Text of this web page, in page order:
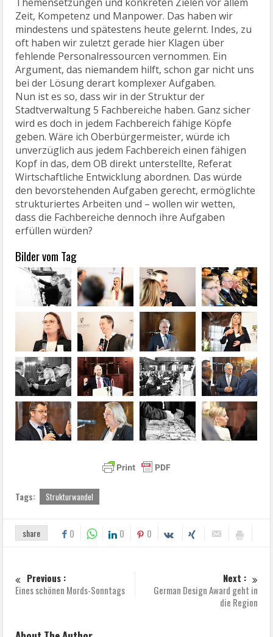
Zeit, Kompetenz und Manpower. Das haben wir
mindestens und spätestens heute gelernt. Indes, zu
oft haben wir zuletzt gerade hier Klagen über
fehlende Personalressourcen vernommen. Ein
Argument, das niemandem hilft, schon gar nicht uns
bei der Lösung derart komplexer Aufgaben.
Nun ist es so, dass wir in der Struktur der
Stadtverwaltung 5 Fachbereiche haben. Ganz sicher
wird es doch in jedem Fachbereich fähige Köpfe
geben. Wäre ich Oberbürgermeister, würde ich
unverzüglich aus jedem Fachbereich einen fähigen
Kopf in das, dem OB direkt unterstellte, Referat
Wirtschaftliche Entwicklung abordnen. Das würde
den bevorstehenden Aufgaben gerecht, ermöglichte
strukturiertes Arbeiten und – wollen wir wetten,
dass die Fachbereiche dennoch ihre Aufgaben
erfüllen würden?
Bilder vom Tag
Strukturwandel
share
Eines schönen Mords-Sonntags
German Design Award geht in
die Region
About The Author